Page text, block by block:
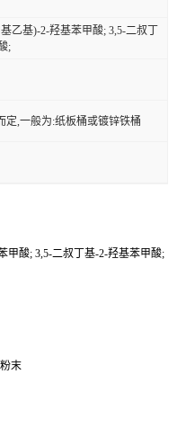
乙基)-2-羟基苯甲酸; 3,5-二叔丁
;
定,一般为:纸板桶或镀锌铁桶
甲酸; 3,5-二叔丁基-2-羟基苯甲酸;
末